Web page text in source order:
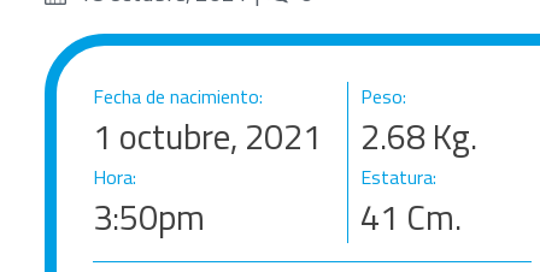
Fecha de nacimiento:
1 octubre, 2021
Hora:
3:50pm
Peso:
2.68Kg.
Estatura:
41 Cm.